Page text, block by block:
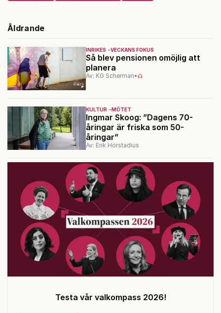
Åldrande
INRIKES VECKANS FOKUS
Så blev pensionen omöjlig att
planera
Av: KG Scherman•
KULTUR MÖTET
Ingmar Skoog: ”Dagens 70-
åringar är friska som 50-
åringar”
Av: Erik Hörstadius
Testa vår valkompass 2026!